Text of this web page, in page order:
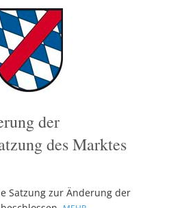
der
des Marktes
Satzung zur Änderung der